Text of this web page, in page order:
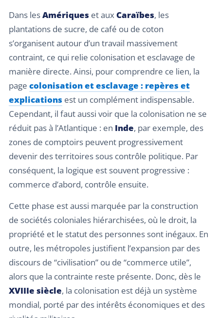
Dans lesAmériques et auxCaraïbes, les
plantations de sucre, de café ou de coton
s’organisent autour d’un travail massivement
contraint, ce qui relie colonisation et esclavage de
manière directe. Ainsi, pour comprendre ce lien, la
page colonisation et esclavage : repères et
explications est un complément indispensable.
Cependant, il faut aussi voir que la colonisation ne se
réduit pas à l’Atlantique : en Inde, par exemple, des
zones de comptoirs peuvent progressivement
devenir des territoires sous contrôle politique. Par
conséquent, la logique est souvent progressive :
commerce d’abord, contrôle ensuite.
Cette phase est aussi marquée par la construction
de sociétés coloniales hiérarchisées, où le droit, la
propriété et le statut des personnes sont inégaux. En
outre, les métropoles justifient l’expansion par des
discours de “civilisation” ou de “commerce utile”,
alors que la contrainte reste présente. Donc, dès le
XVIIIe siècle, la colonisation est déjà un système
mondial, porté par des intérêts économiques et des